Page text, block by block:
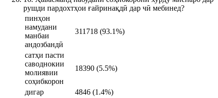
рушди пардохтҳои ғайринақдӣ дар чӣ мебинед?
пинҳон
намудани
манбаи
андозбандӣ
311718 (93.1%)
сатҳи пасти
саводнокии
молиявии
соҳибкорон
18390 (5.5%)
дигар
4846 (1.4%)